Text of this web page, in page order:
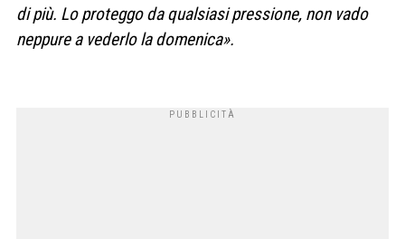
di più. Lo proteggo da qualsiasi pressione, non vado
neppure a vederlo la domenica».